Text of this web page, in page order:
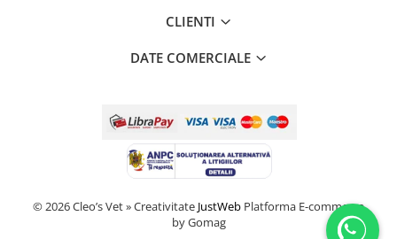
CLIENTI
DATE COMERCIALE
© 2026 Cleo’s Vet » Creativitate JustWeb Platforma E-commerce
by Gomag